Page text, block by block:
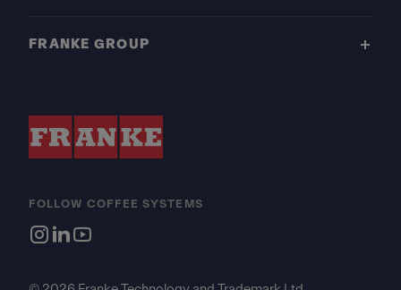
FRANKE GROUP
FOLLOW COFFEE SYSTEMS